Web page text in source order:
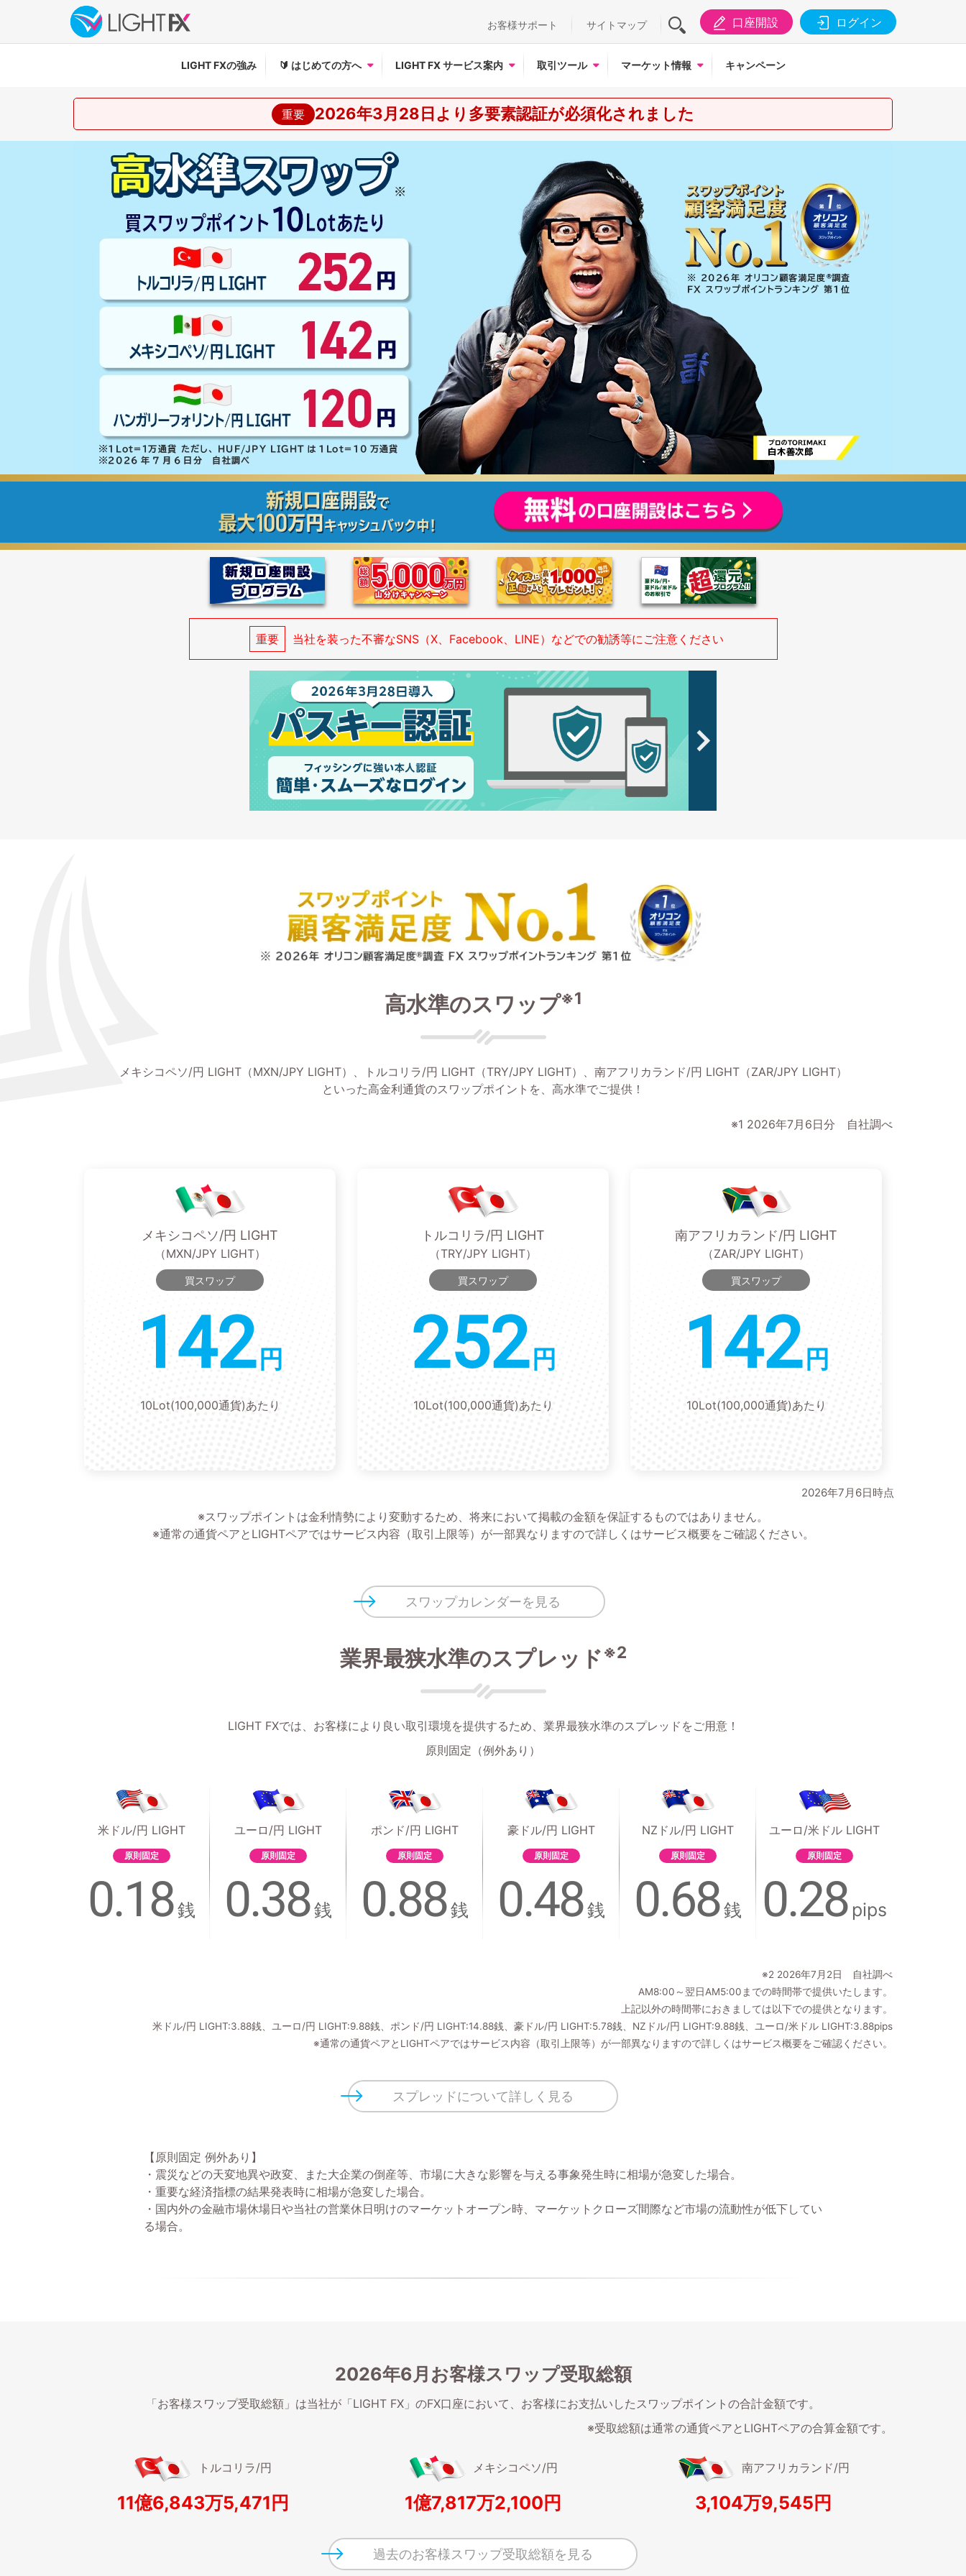
お客様サポート サイトマップ 口座開設 ログイン
LIGHT FXの強み 🔰 はじめての方へ LIGHT FX サービス案内 取引ツール マーケット情報 キャンペーン
重要 2026年3月28日より多要素認証が必須化されました
重要 当社を装った不審なSNS（X、Facebook、LINE）などでの勧誘等にご注意ください
高水準のスワップ※1
メキシコペソ/円 LIGHT（MXN/JPY LIGHT）、トルコリラ/円 LIGHT（TRY/JPY LIGHT）、南アフリカランド/円 LIGHT（ZAR/JPY LIGHT）
といった高金利通貨のスワップポイントを、高水準でご提供！
※1 2026年7月6日分 自社調べ
メキシコペソ/円 LIGHT
（MXN/JPY LIGHT）
買スワップ
142 円
10Lot(100,000通貨)あたり
トルコリラ/円 LIGHT
（TRY/JPY LIGHT）
買スワップ
252 円
10Lot(100,000通貨)あたり
南アフリカランド/円 LIGHT
（ZAR/JPY LIGHT）
買スワップ
142 円
10Lot(100,000通貨)あたり
2026年7月6日時点
※スワップポイントは金利情勢により変動するため、将来において掲載の金額を保証するものではありません。
※通常の通貨ペアとLIGHTペアではサービス内容（取引上限等）が一部異なりますので詳しくはサービス概要をご確認ください。
スワップカレンダーを見る
業界最狭水準のスプレッド※2
LIGHT FXでは、お客様により良い取引環境を提供するため、業界最狭水準のスプレッドをご用意！
原則固定（例外あり）
米ドル/円 LIGHT
原則固定
0.18銭
ユーロ/円 LIGHT
原則固定
0.38銭
ポンド/円 LIGHT
原則固定
0.88銭
豪ドル/円 LIGHT
原則固定
0.48銭
NZドル/円 LIGHT
原則固定
0.68銭
ユーロ/米ドル LIGHT
原則固定
0.28 pips
※2 2026年7月2日 自社調べ
AM8:00～翌日AM5:00までの時間帯で提供いたします。
上記以外の時間帯におきましては以下での提供となります。
米ドル/円 LIGHT:3.88銭、ユーロ/円 LIGHT:9.88銭、ポンド/円 LIGHT:14.88銭、豪ドル/円 LIGHT:5.78銭、NZドル/円 LIGHT:9.88銭、ユーロ/米ドル LIGHT:3.88pips
※通常の通貨ペアとLIGHTペアではサービス内容（取引上限等）が一部異なりますので詳しくはサービス概要をご確認ください。
スプレッドについて詳しく見る
【原則固定 例外あり】
・震災などの天変地異や政変、また大企業の倒産等、市場に大きな影響を与える事象発生時に相場が急変した場合。
・重要な経済指標の結果発表時に相場が急変した場合。
・国内外の金融市場休場日や当社の営業休日明けのマーケットオープン時、マーケットクローズ間際など市場の流動性が低下してい
る場合。
2026年6月お客様スワップ受取総額
「お客様スワップ受取総額」は当社が「LIGHT FX」のFX口座において、お客様にお支払いしたスワップポイントの合計金額です。
※受取総額は通常の通貨ペアとLIGHTペアの合算金額です。
トルコリラ/円
11億6,843万5,471
メキシコペソ/円
1億7,817万2,100
南アフリカランド/円
3,104万9,545
過去のお客様スワップ受取総額を見る